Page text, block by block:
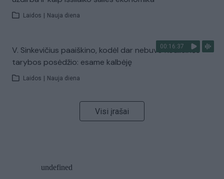
Laidos Nauja diena
00:16:37
V. Sinkevičius paaiškino, kodėl dar nebuvo Koalicinės
tarybos posėdžio: esame kalbėję
Laidos Nauja diena
Visi įrašai